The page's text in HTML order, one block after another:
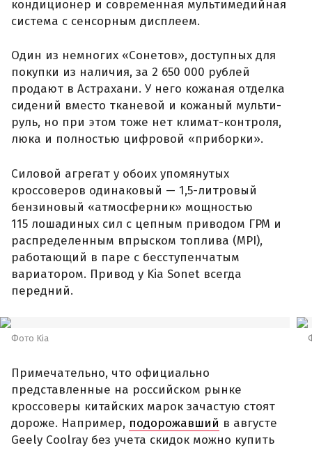
кондиционер и современная мультимедийная
система с сенсорным дисплеем.
Один из немногих «Сонетов», доступных для
покупки из наличия, за 2 650 000 рублей
продают в Астрахани. У него кожаная отделка
сидений вместо тканевой и кожаный мульти-
руль, но при этом тоже нет климат-контроля,
люка и полностью цифровой «приборки».
Силовой агрегат у обоих упомянутых
кроссоверов одинаковый — 1,5-литровый
бензиновый «атмосферник» мощностью
115 лошадиных сил с цепным приводом ГРМ и
распределенным впрыском топлива (MPI),
работающий в паре с бесступенчатым
вариатором. Привод у Kia Sonet всегда
передний.
Фото Kia
Примечательно, что официально
представленные на российском рынке
кроссоверы китайских марок зачастую стоят
дороже. Например, подорожавший в августе
Geely Coolray без учета скидок можно купить